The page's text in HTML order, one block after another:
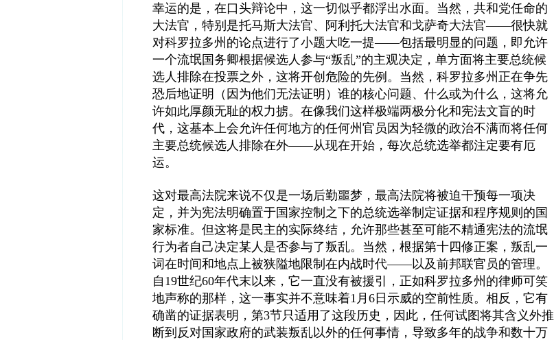
幸运的是，在口头辩论中，这一切似乎都浮出水面。当然，共和党任命的
大法官，特别是托马斯大法官、阿利托大法官和戈萨奇大法官——很快就
对科罗拉多州的论点进行了小题大吃一提——包括最明显的问题，即允许
一个流氓国务卿根据候选人参与“叛乱”的主观决定，单方面将主要总统候
选人排除在投票之外，这将开创危险的先例。当然，科罗拉多州正在争先
恐后地证明（因为他们无法证明）谁的核心问题、什么或为什么，这将允
许如此厚颜无耻的权力掳。在像我们这样极端两极分化和宪法文盲的时
代，这基本上会允许任何地方的任何州官员因为轻微的政治不满而将任何
主要总统候选人排除在外——从现在开始，每次总统选举都注定要有厄
运。
这对最高法院来说不仅是一场后勤噩梦，最高法院将被迫干预每一项决
定，并为宪法明确置于国家控制之下的总统选举制定证据和程序规则的国
家标准。但这将是民主的实际终结，允许那些甚至可能不精通宪法的流氓
行为者自己决定某人是否参与了叛乱。当然，根据第十四修正案，叛乱一
词在时间和地点上被狭隘地限制在内战时代——以及前邦联官员的管理。
自19世纪60年代末以来，它一直没有被援引，正如科罗拉多州的律师可笑
地声称的那样，这一事实并不意味着1月6日示威的空前性质。相反，它有
确凿的证据表明，第3节只适用了这段历史，因此，任何试图将其含义外推
断到反对国家政府的武装叛乱以外的任何事情，导致多年的战争和数十万